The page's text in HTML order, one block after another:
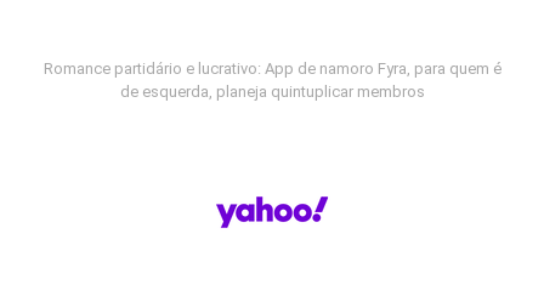
Romance partidário e lucrativo: App de namoro Fyra, para quem é
de esquerda, planeja quintuplicar membros